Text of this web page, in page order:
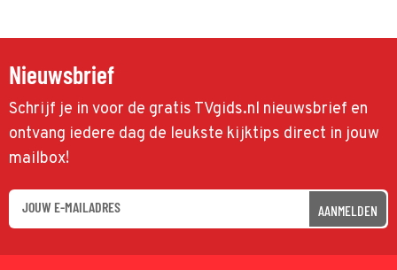
Nieuwsbrief
Schrijf je in voor de gratis TVgids.nl nieuwsbrief en
ontvang iedere dag de leukste kijktips direct in jouw
mailbox!
AANMELDEN